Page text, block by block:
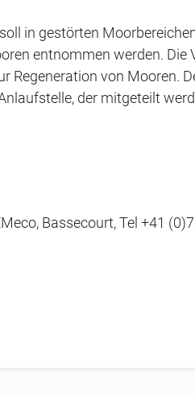
in gestörten
entnommen werden.
Regeneration von Mooren.
der mitgeteilt
Bassecourt, Tel +41